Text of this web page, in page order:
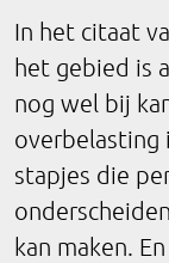
In het citaat
het gebied is
nog wel bij
overbelasting
stapjes die
kan maken.